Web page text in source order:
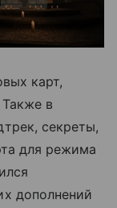
карт,
в
секреты,
для режима
дополнений